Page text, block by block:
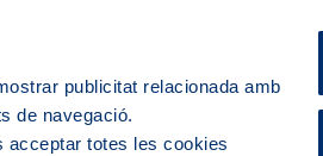
publicitat relacionada amb
de navegació.
acceptar totes les cookies
ciutat Explora, educa